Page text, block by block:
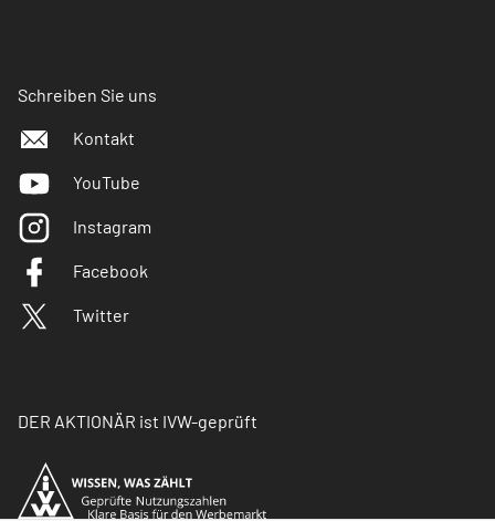
Schreiben Sie uns
Kontakt
YouTube
Instagram
Facebook
Twitter
DER AKTIONÄR ist IVW-geprüft